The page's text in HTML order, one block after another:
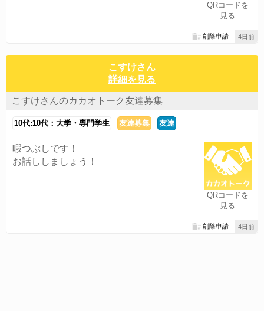
QRコードを
見る
4日前
削除申請
こすけさん
詳細を見る
こすけさんのカカオトーク友達募集
10代:10代：大学・専門学生 友達募集 友達
QRコードを
見る
暇つぶしです！
お話ししましょう！
4日前
削除申請